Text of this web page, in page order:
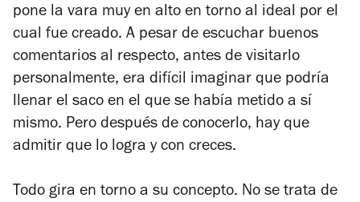
pone la vara muy en alto en torno al ideal por el
cual fue creado. A pesar de escuchar buenos
comentarios al respecto, antes de visitarlo
personalmente, era difícil imaginar que podría
llenar el saco en el que se había metido a sí
mismo. Pero después de conocerlo, hay que
admitir que lo logra y con creces.
Todo gira en torno a su concepto. No se trata de